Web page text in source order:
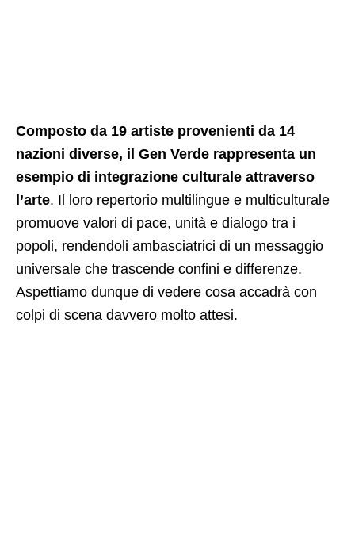
Composto da 19 artiste provenienti da 14
nazioni diverse, il Gen Verde rappresenta un
esempio di integrazione culturale attraverso
l’arte. Il loro repertorio multilingue e multiculturale
promuove valori di pace, unità e dialogo tra i
popoli, rendendoli ambasciatrici di un messaggio
universale che trascende confini e differenze.
Aspettiamo dunque di vedere cosa accadrà con
colpi di scena davvero molto attesi.